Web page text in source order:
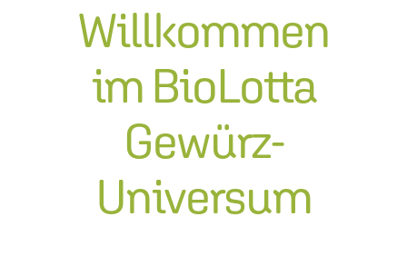
Willkommen
im BioLotta
Gewürz-
Universum